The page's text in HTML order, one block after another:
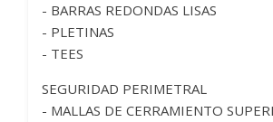
- BARRAS REDONDAS LISAS
- PLETINAS
- TEES
SEGURIDAD PERIMETRAL
- MALLAS DE CERRAMIENTO